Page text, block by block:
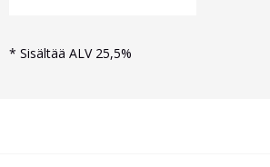
* Sisältää ALV 25,5%